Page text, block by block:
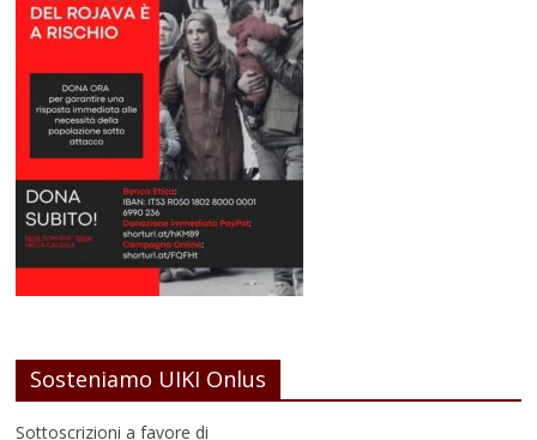
Sosteniamo UIKI Onlus
Sottoscrizioni a favore di